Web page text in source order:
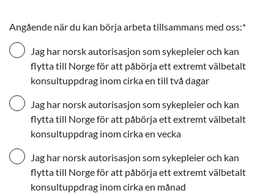
Angående när du kan börja arbeta tillsammans med oss:*
Jag har norsk autorisasjon som sykepleier och kan
flytta till Norge för att påbörja ett extremt välbetalt
konsultuppdrag inom cirka en till två dagar
Jag har norsk autorisasjon som sykepleier och kan
flytta till Norge för att påbörja ett extremt välbetalt
konsultuppdrag inom cirka en vecka
Jag har norsk autorisasjon som sykepleier och kan
flytta till Norge för att påbörja ett extremt välbetalt
konsultuppdrag inom cirka en månad